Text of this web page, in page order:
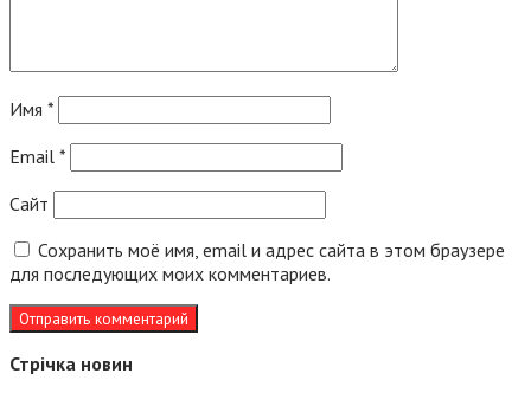
Имя *
Email *
Сайт
Сохранить моё имя, email и адрес сайта в этом браузере
для последующих моих комментариев.
Стрічка новин